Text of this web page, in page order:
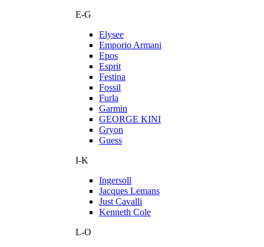
E-G
Elysee
Emporio Armani
Epos
Esprit
Festina
Fossil
Furla
Garmin
GEORGE KINI
Gryon
Guess
I-K
Ingersoll
Jacques Lemans
Just Cavalli
Kenneth Cole
L-O